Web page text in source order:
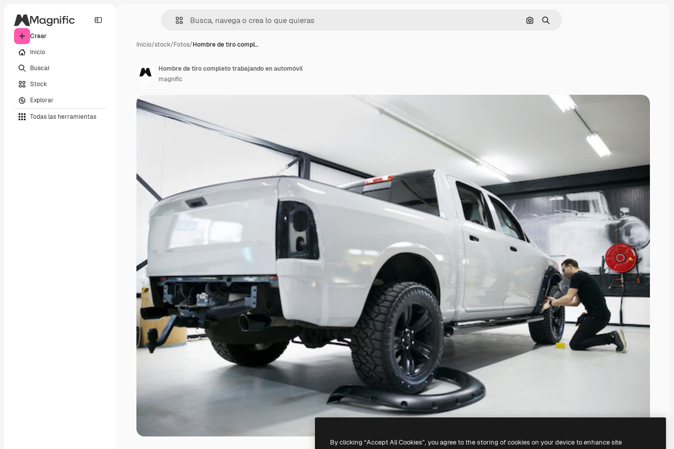
Crear
Inicio
Buscar
Stock
Explorar
Todas las herramientas
Buscar por imagen
Buscar
Inicio/stock/Fotos/Hombre de tiro compl…
Hombre de tiro completo trabajando en automóvil
magnific
By clicking “Accept All Cookies”, you agree to the storing of cookies on your device to enhance site